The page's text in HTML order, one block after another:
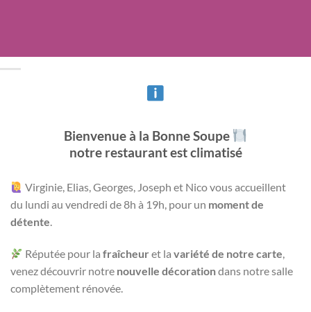
Bienvenue à la Bonne Soupe
notre restaurant est climatisé
Virginie, Elias, Georges, Joseph et Nico vous accueillent
du lundi au vendredi de 8h à 19h, pour un moment de
détente.
Réputée pour lafraîcheur et lavariété de notre carte,
venez découvrir notre nouvelle décorationdans notre salle
complètement rénovée.